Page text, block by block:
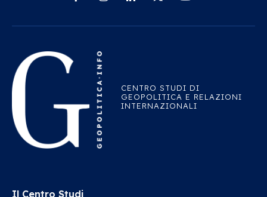
CENTRO STUDI DI
GEOPOLITICA E RELAZIONI
INTERNAZIONALI
Il Centro Studi